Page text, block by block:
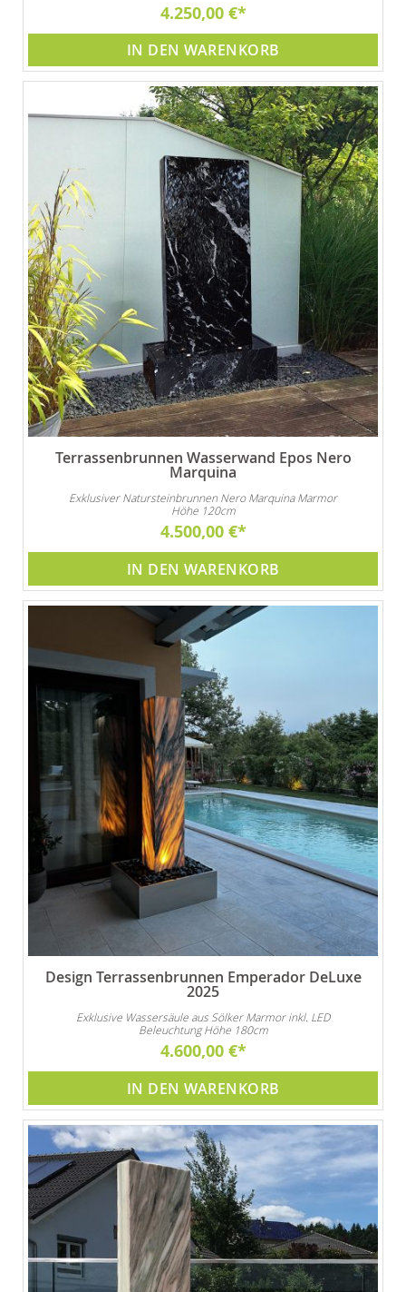
4.250,00 €
IN DEN WARENKORB
Terrassenbrunnen Wasserwand Epos Nero
Marquina
Exklusiver Natursteinbrunnen Nero Marquina Marmor
Höhe 120cm
4.500,00 €
IN DEN WARENKORB
Design Terrassenbrunnen Emperador DeLuxe
2025
Exklusive Wassersäule aus Sölker Marmor inkl. LED
Beleuchtung Höhe 180cm
4.600,00 €
IN DEN WARENKORB